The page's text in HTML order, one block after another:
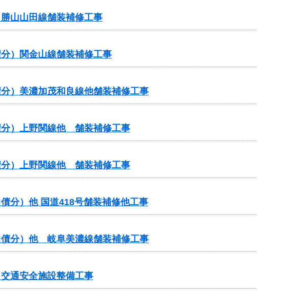
山山田線舗装補修工事
）関金山線舗装補修工事
）美濃加茂和良線他舗装補修工事
分）上野関線他 舗装補修工事
分）上野関線他 舗装補修工事
分）他 国道418号舗装補修他工事
債分）他 岐阜美濃線舗装補修工事
通安全施設整備工事